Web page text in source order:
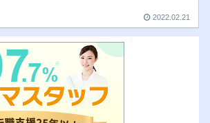
2022.02.21